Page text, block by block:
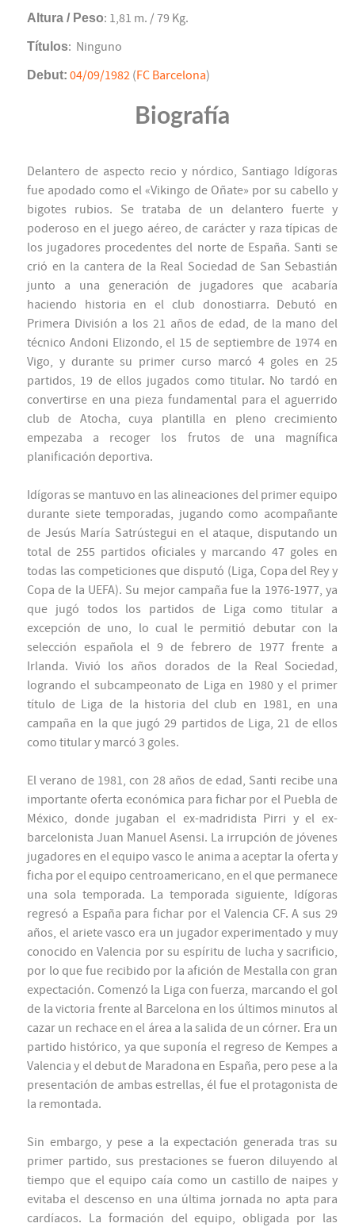
Altura / Peso: 1,81 m. / 79 Kg.
Títulos: Ninguno
Debut: 04/09/1982 (FC Barcelona)
Biografía
Delantero de aspecto recio y nórdico, Santiago Idígoras
fue apodado como el «Vikingo de Oñate» por su cabello y
bigotes rubios. Se trataba de un delantero fuerte y
poderoso en el juego aéreo, de carácter y raza típicas de
los jugadores procedentes del norte de España. Santi se
crió en la cantera de la Real Sociedad de San Sebastián
junto a una generación de jugadores que acabaría
haciendo historia en el club donostiarra. Debutó en
Primera División a los 21 años de edad, de la mano del
técnico Andoni Elizondo, el 15 de septiembre de 1974 en
Vigo, y durante su primer curso marcó 4 goles en 25
partidos, 19 de ellos jugados como titular. No tardó en
convertirse en una pieza fundamental para el aguerrido
club de Atocha, cuya plantilla en pleno crecimiento
empezaba a recoger los frutos de una magnífica
planificación deportiva.
Idígoras se mantuvo en las alineaciones del primer equipo
durante siete temporadas, jugando como acompañante
de Jesús María Satrústegui en el ataque, disputando un
total de 255 partidos oficiales y marcando 47 goles en
todas las competiciones que disputó (Liga, Copa del Rey y
Copa de la UEFA). Su mejor campaña fue la 1976-1977, ya
que jugó todos los partidos de Liga como titular a
excepción de uno, lo cual le permitió debutar con la
selección española el 9 de febrero de 1977 frente a
Irlanda. Vivió los años dorados de la Real Sociedad,
logrando el subcampeonato de Liga en 1980 y el primer
título de Liga de la historia del club en 1981, en una
campaña en la que jugó 29 partidos de Liga, 21 de ellos
como titular y marcó 3 goles.
El verano de 1981, con 28 años de edad, Santi recibe una
importante oferta económica para fichar por el Puebla de
México, donde jugaban el ex-madridista Pirri y el ex-
barcelonista Juan Manuel Asensi. La irrupción de jóvenes
jugadores en el equipo vasco le anima a aceptar la oferta y
ficha por el equipo centroamericano, en el que permanece
una sola temporada. La temporada siguiente, Idígoras
regresó a España para fichar por el Valencia CF. A sus 29
años, el ariete vasco era un jugador experimentado y muy
conocido en Valencia por su espíritu de lucha y sacrificio,
por lo que fue recibido por la afición de Mestalla con gran
expectación. Comenzó la Liga con fuerza, marcando el gol
de la victoria frente al Barcelona en los últimos minutos al
cazar un rechace en el área a la salida de un córner. Era un
partido histórico, ya que suponía el regreso de Kempes a
Valencia y el debut de Maradona en España, pero pese a la
presentación de ambas estrellas, él fue el protagonista de
la remontada.
Sin embargo, y pese a la expectación generada tras su
primer partido, sus prestaciones se fueron diluyendo al
tiempo que el equipo caía como un castillo de naipes y
evitaba el descenso en una última jornada no apta para
cardíacos. La formación del equipo, obligada por las